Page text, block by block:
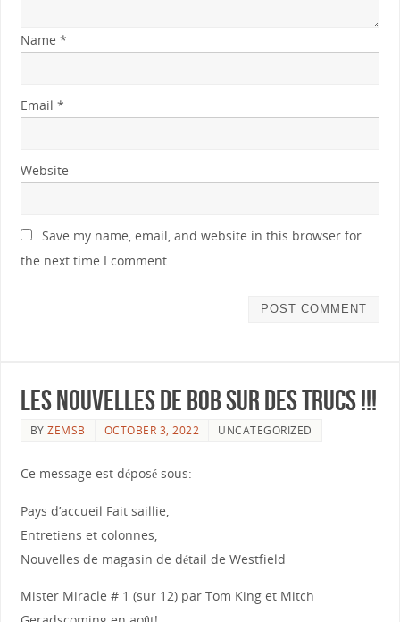
Name *
Email *
Website
Save my name, email, and website in this browser for
the next time I comment.
Les nouvelles de Bob sur des trucs !!!
BYZEMSB OCTOBER 3, 2022 UNCATEGORIZED
Ce message est déposé sous:
Pays d’accueil Fait saillie,
Entretiens et colonnes,
Nouvelles de magasin de détail de Westfield
Mister Miracle # 1 (sur 12) par Tom King et Mitch